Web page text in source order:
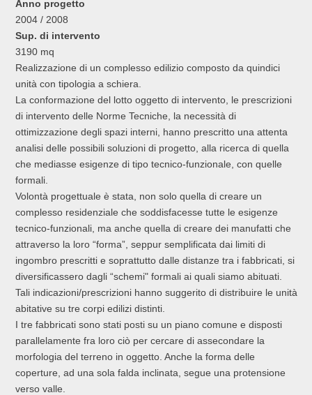
Anno progetto
2004 / 2008
Sup. di intervento
3190 mq
Realizzazione di un complesso edilizio composto da quindici
unità con tipologia a schiera.
La conformazione del lotto oggetto di intervento, le prescrizioni
di intervento delle Norme Tecniche, la necessità di
ottimizzazione degli spazi interni, hanno prescritto una attenta
analisi delle possibili soluzioni di progetto, alla ricerca di quella
che mediasse esigenze di tipo tecnico-funzionale, con quelle
formali.
Volontà progettuale è stata, non solo quella di creare un
complesso residenziale che soddisfacesse tutte le esigenze
tecnico-funzionali, ma anche quella di creare dei manufatti che
attraverso la loro “forma”, seppur semplificata dai limiti di
ingombro prescritti e soprattutto dalle distanze tra i fabbricati, si
diversificassero dagli “schemi" formali ai quali siamo abituati.
Tali indicazioni/prescrizioni hanno suggerito di distribuire le unità
abitative su tre corpi edilizi distinti.
I tre fabbricati sono stati posti su un piano comune e disposti
parallelamente fra loro ciò per cercare di assecondare la
morfologia del terreno in oggetto. Anche la forma delle
coperture, ad una sola falda inclinata, segue una protensione
verso valle.